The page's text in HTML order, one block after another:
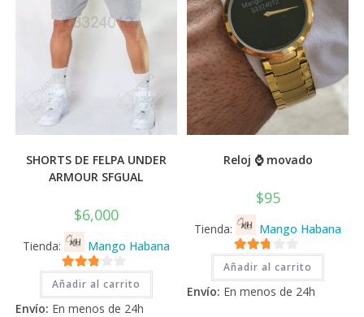
SHORTS DE FELPA UNDER
ARMOUR SFGUAL
$6,000
Tienda: Mango Habana
2.71
de 5
Añadir al carrito
Envío: En menos de 24h
Reloj ⌚ movado
$95
Tienda: Mango Habana
2.71
de 5
Añadir al carrito
Envío: En menos de 24h